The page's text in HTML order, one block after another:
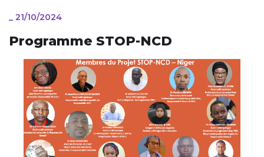
_ 21/10/2024
Programme STOP-NCD